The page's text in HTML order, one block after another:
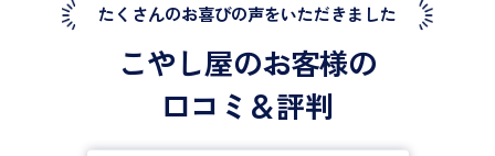
たくさんのお喜びの声をいただきました
こやし屋のお客様の
口コミ＆評判